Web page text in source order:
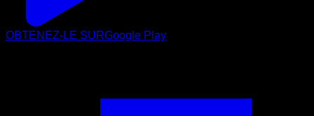
OBTENEZ-LE SURGoogle Play